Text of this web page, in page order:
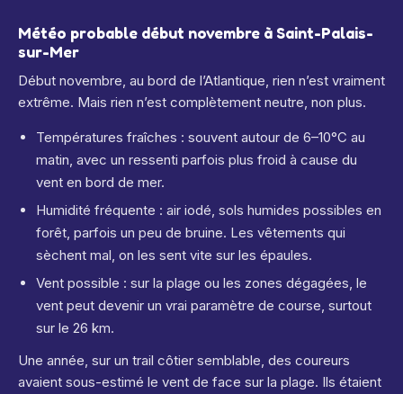
Météo probable début novembre à Saint-Palais-
sur-Mer
Début novembre, au bord de l’Atlantique, rien n’est vraiment
extrême. Mais rien n’est complètement neutre, non plus.
Températures fraîches : souvent autour de 6–10°C au
matin, avec un ressenti parfois plus froid à cause du
vent en bord de mer.
Humidité fréquente : air iodé, sols humides possibles en
forêt, parfois un peu de bruine. Les vêtements qui
sèchent mal, on les sent vite sur les épaules.
Vent possible : sur la plage ou les zones dégagées, le
vent peut devenir un vrai paramètre de course, surtout
sur le 26 km.
Une année, sur un trail côtier semblable, des coureurs
avaient sous-estimé le vent de face sur la plage. Ils étaient